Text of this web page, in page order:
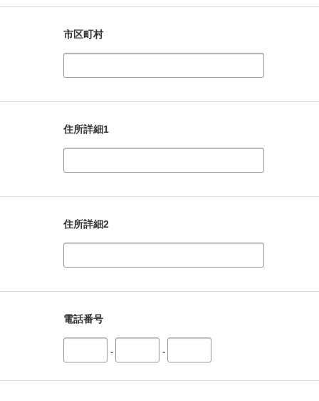
市区町村
住所詳細1
住所詳細2
電話番号
- -